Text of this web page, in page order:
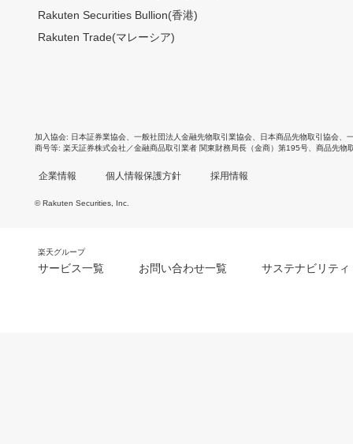
Rakuten Securities Bullion(香港)
Rakuten Trade(マレーシア)
加入協会 日本証券業協会 一般社団法人金融先物取引業協会 日本商品先物取引協会
商号等 楽天証券株式会社／金融商品取引業者 関東財務局長（金商）第195号、商品先物
企業情報 個人情報保護方針 採用情報
© Rakuten Securities, Inc.
楽天グループ
サービス一覧 お問い合わせ一覧 サステナビリティ